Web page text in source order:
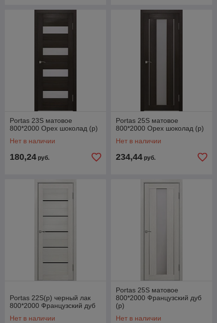
Portas 23S матовое
800*2000 Орех шоколад (р)
Нет в наличии
180,24 руб.
Portas 25S матовое
800*2000 Орех шоколад (р)
Нет в наличии
234,44 руб.
Portas 22S(р) черный лак
800*2000 Французский дуб
Нет в наличии
Portas 25S матовое
800*2000 Французский дуб
(р)
Нет в наличии